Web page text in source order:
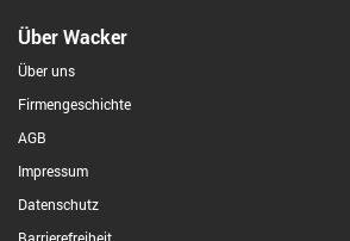
Über Wacker
Über uns
Firmengeschichte
AGB
Impressum
Datenschutz